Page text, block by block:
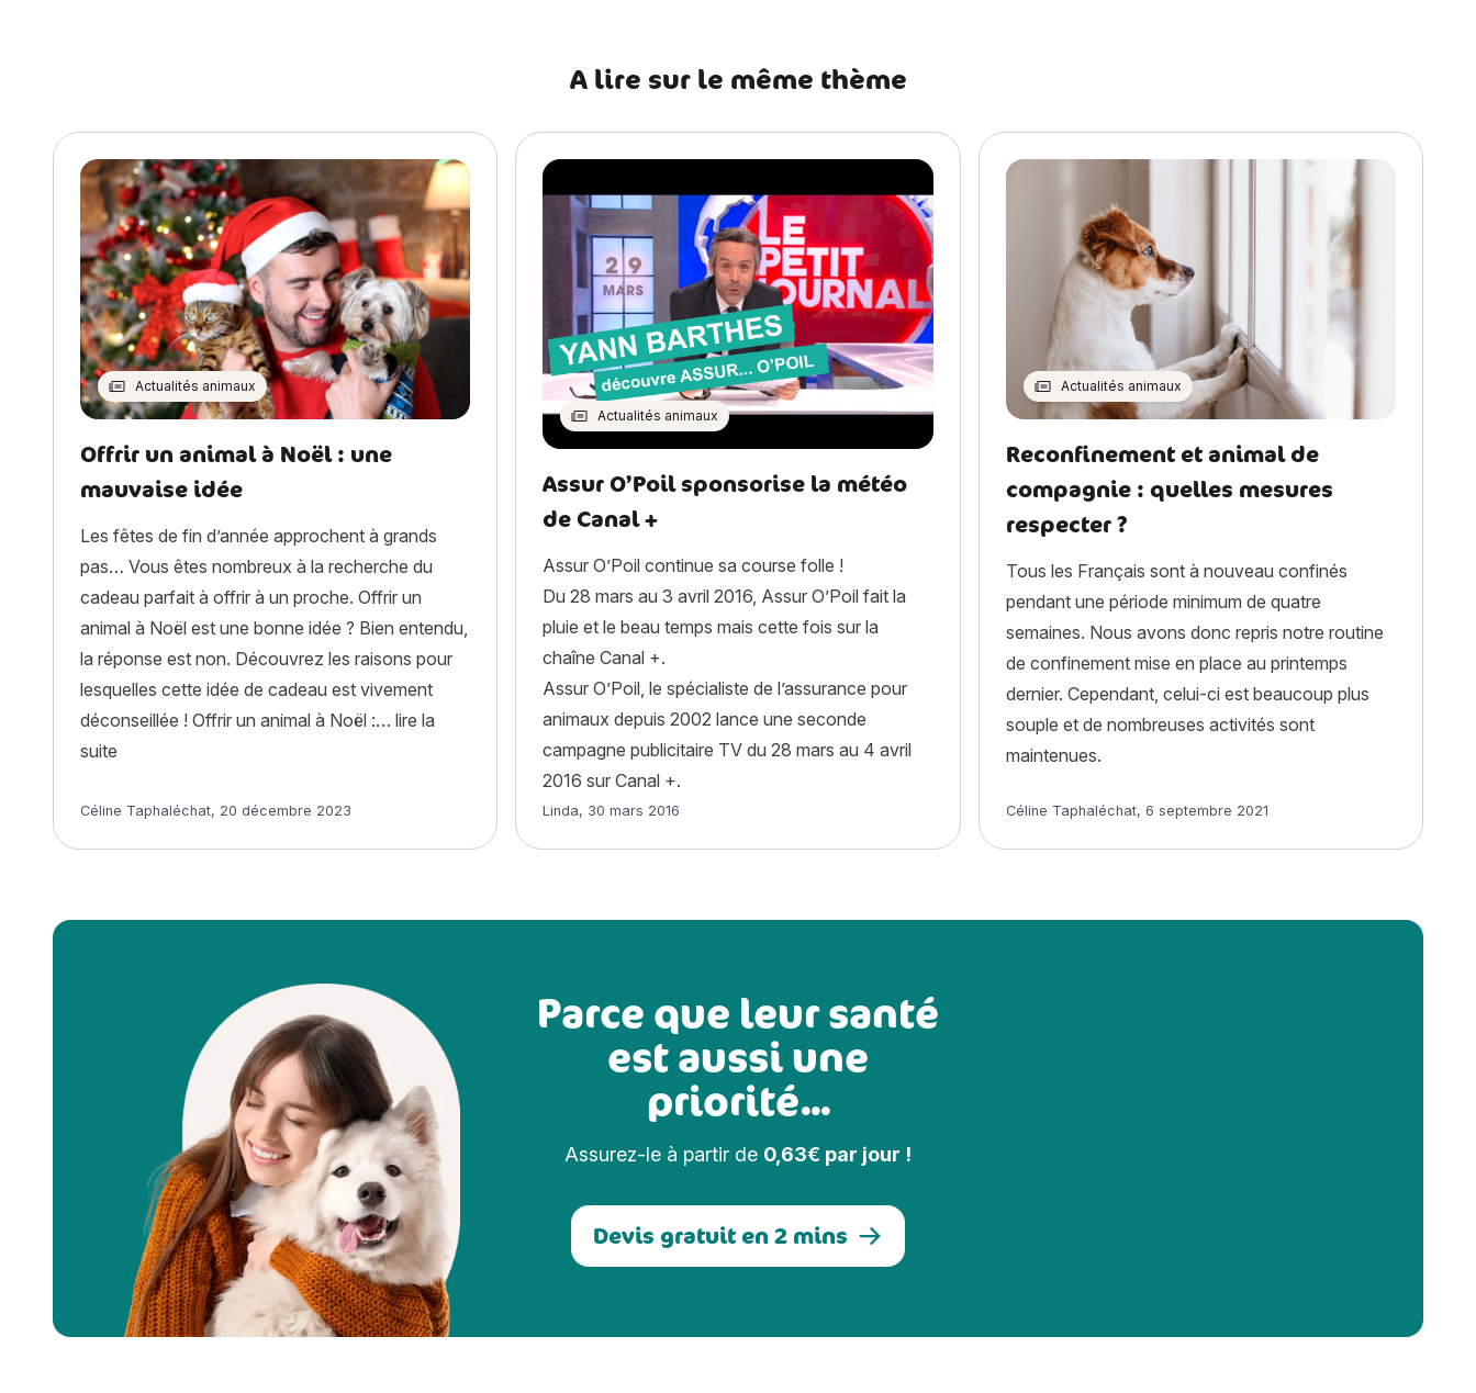
A lire sur le même thème
Actualités animaux
Offrir un animal à Noël : une
mauvaise idée
Les fêtes de fin d’année approchent à grands
pas… Vous êtes nombreux à la recherche du
cadeau parfait à offrir à un proche. Offrir un
animal à Noël est une bonne idée ? Bien entendu,
la réponse est non. Découvrez les raisons pour
lesquelles cette idée de cadeau est vivement
déconseillée ! Offrir un animal à Noël :… lire la
suite
Article rédigé par
Céline Taphaléchat, 20 décembre 2023
Actualités animaux
Assur O’Poil sponsorise la météo
de Canal +
Assur O’Poil continue sa course folle !
Du 28 mars au 3 avril 2016, Assur O’Poil fait la
pluie et le beau temps mais cette fois sur la
chaîne Canal +.
Assur O’Poil, le spécialiste de l’assurance pour
animaux depuis 2002 lance une seconde
campagne publicitaire TV du 28 mars au 4 avril
2016 sur Canal +.
Article rédigé par
Linda, 30 mars 2016
Actualités animaux
Reconfinement et animal de
compagnie : quelles mesures
respecter ?
Tous les Français sont à nouveau confinés
pendant une période minimum de quatre
semaines. Nous avons donc repris notre routine
de confinement mise en place au printemps
dernier. Cependant, celui-ci est beaucoup plus
souple et de nombreuses activités sont
maintenues.
Article rédigé par
Céline Taphaléchat, 6 septembre 2021
Parce que leur santé
est aussi une
priorité...
Assurez-le à partir de 0,63€ par jour !
Devis gratuit en 2 mins